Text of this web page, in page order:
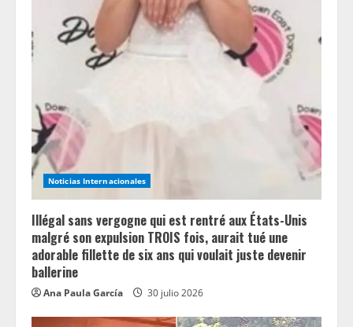
R
a
d
i
n
g
Noticias Internacionales
Illégal sans vergogne qui est rentré aux États-Unis
malgré son expulsion TROIS fois, aurait tué une
adorable fillette de six ans qui voulait juste devenir
ballerine
Ana Paula García 30 julio 2026